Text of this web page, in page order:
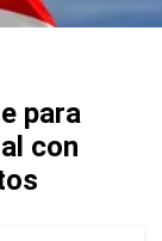
para
con